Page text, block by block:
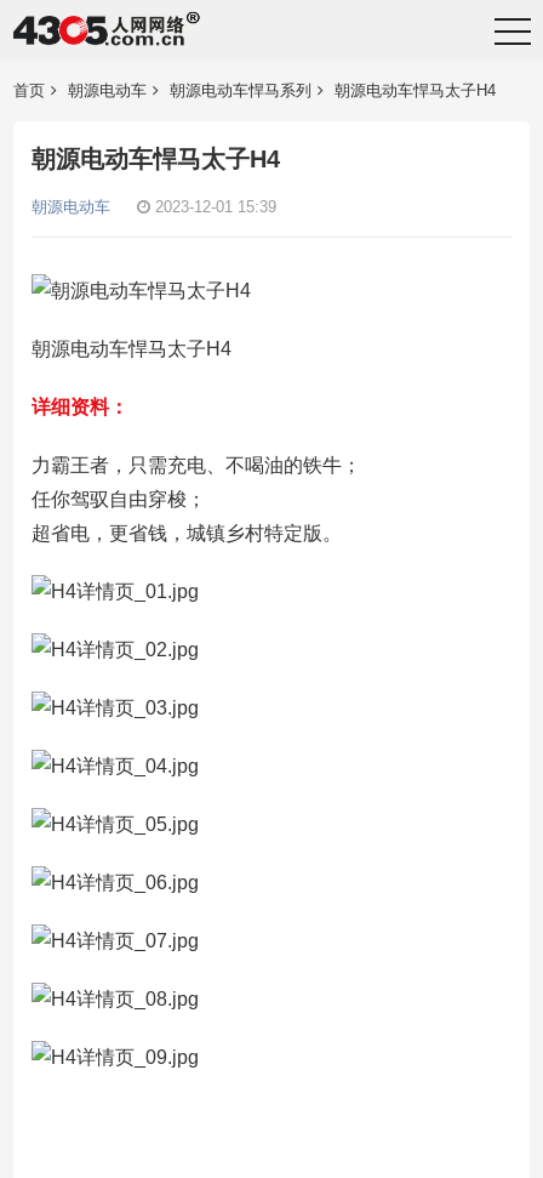
首页 朝源电动车 朝源电动车悍马系列 朝源电动车悍马太子H4
朝源电动车悍马太子H4
朝源电动车 2023-12-01 15:39
朝源电动车悍马太子H4
详细资料：
力霸王者，只需充电、不喝油的铁牛；
任你驾驭自由穿梭；
超省电，更省钱，城镇乡村特定版。